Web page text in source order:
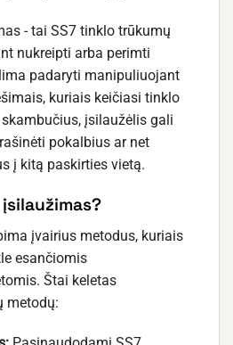
- tai SS7 tinklo trūkumų
nukreipti arba perimti
padaryti manipuliuojant
kuriais keičiasi tinklo
įsilaužėlis gali
pokalbius ar net
į kitą paskirties vietą.
įvairius metodus, kuriais
esančiomis
Štai keletas
metodų: